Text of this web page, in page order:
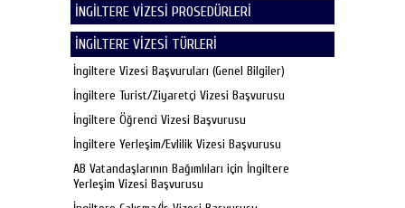
İNGİLTERE VİZESİ PROSEDÜRLERİ
İNGİLTERE VİZESİ TÜRLERİ
İngiltere Vizesi Başvuruları (Genel Bilgiler)
İngiltere Turist/Ziyaretçi Vizesi Başvurusu
İngiltere Öğrenci Vizesi Başvurusu
İngiltere Yerleşim/Evlilik Vizesi Başvurusu
AB Vatandaşlarının Bağımlıları için İngiltere
Yerleşim Vizesi Başvurusu